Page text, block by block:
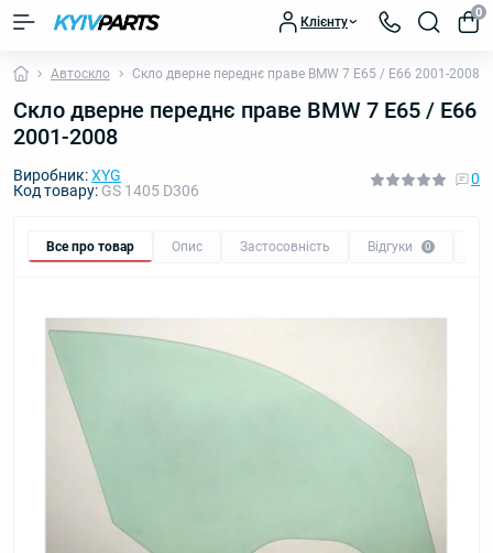
Клієнту
0
Автоскло Скло дверне переднє праве BMW 7 E65 / E66 2001-2008
Скло дверне переднє праве BMW 7 E65 / E66
2001-2008
Виробник:XYG
Код товару: GS 1405 D306
0
Все про товар Опис Застосовність Відгуки 0